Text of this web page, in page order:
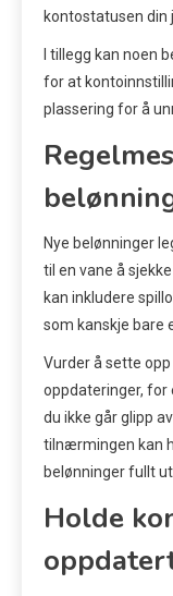
kontostatusen din
I tillegg kan noen
for at
plassering for å
Nye belønninger
til en vane å
kan inkludere
som kanskje bare
Vurder å sette
oppdateringer, for
du ikke går glipp
tilnærmingen kan
belønninger fullt
Holde